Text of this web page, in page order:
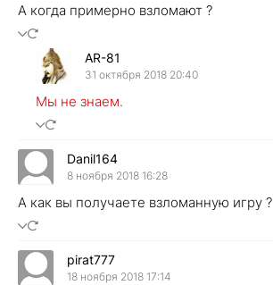
А когда примерно взломают ?
AR-81
31 октября 2018 20:40
Мы не знаем.
Danil164
8 ноября 2018 16:28
А как вы получаете взломанную игру ?
pirat777
18 ноября 2018 17:14